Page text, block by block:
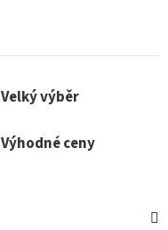
Velký výběr
Výhodné ceny